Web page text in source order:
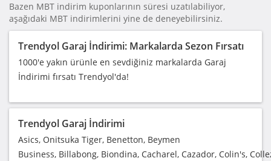
Bazen MBT indirim kuponlarının süresi uzatılabiliyor,
aşağıdaki MBT indirimlerini yine de deneyebilirsiniz.
Trendyol Garaj İndirimi: Markalarda Sezon Fırsatı
1000'e yakın ürünle en sevdiğiniz markalarda Garaj
İndirimi fırsatı Trendyol'da!
Trendyol Garaj İndirimi
Asics, Onitsuka Tiger, Benetton, Beymen
Business, Billabong, Biondina, Cacharel, Cazador, Colin's,